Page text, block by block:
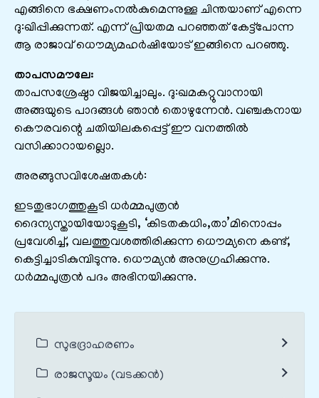
എങ്ങിനെ ഭക്ഷണംനല്‍കുമെന്നുള്ള ചിന്തയാണ് എന്നെ
ദു:ഖിപ്പിക്കുന്നത്. എന്ന് പ്രിയതമ പറഞ്ഞത് കേട്ട്പോന്ന
ആ രാജാവ് ധൌമ്യമഹര്‍ഷിയോട് ഇങ്ങിനെ പറഞ്ഞു.
താപസമൗലേ:
താപസശ്രേഷ്ഠാ വിജയിച്ചാലും. ദു:ഖമകറ്റുവാനായി
അങ്ങയുടെ പാദങ്ങള്‍ ഞാന്‍ തൊഴുന്നേന്‍. വഞ്ചകനായ
കൌരവന്റെ ചതിയിലകപ്പെട്ട് ഈ വനത്തില്‍
വസിക്കാറായല്ലൊ.
അരങ്ങുസവിശേഷതകൾ:
ഇടതുഭാഗത്തുകൂടി ധര്‍മ്മപുത്രന്‍
ദൈന്യസ്തായിയോടുകൂടി, ‘കിടതകധിം,താ’മിനൊപ്പം
പ്രവേശിച്ച്, വലത്തുവശത്തിരിക്കുന്ന ധൌമ്യനെ കണ്ട്,
കെട്ടിച്ചാടികുമ്പിടുന്നു. ധൌമ്യന്‍ അനുഗ്രഹിക്കുന്നു.
ധര്‍മ്മപുത്രന്‍ പദം അഭിനയിക്കുന്നു.
സുഭദ്രാഹരണം
രാജസൂയം (വടക്കൻ)